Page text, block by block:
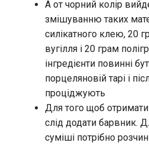
А от чорний колір
змішуванню таких
силікатного клею, 20
вугілля і 20 грам
інгредієнти повинні
порцеляновій тарі і
проціджують
Для того щоб
слід додати барвник.
суміші потрібно